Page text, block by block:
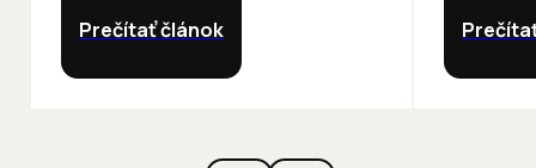
Prečítať článok